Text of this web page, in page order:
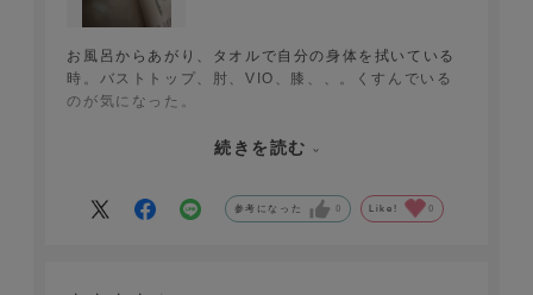
お風呂からあがり、タオルで自分の身体を拭いている
時。バストトップ、肘、VIO、膝、、。くすんでいる
のが気になった。
めて、ホームケアで長期間かかっていても良いので確
て、最後に辿り着いたのがこのホスピピュアVIOだっ
た。
続きを読む
参考になった 0 Like! 0